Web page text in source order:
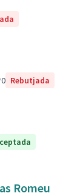
0 Rebutjada
Romeu